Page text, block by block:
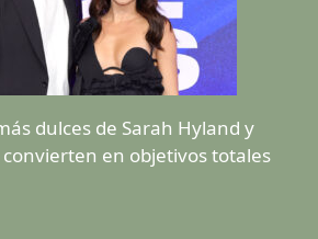
dulces de Sarah Hyland y
convierten en objetivos totales